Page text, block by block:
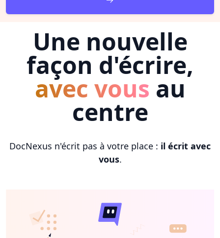
Une nouvelle
façon d'écrire,
avec vous au
centre
DocNexus n'écrit pas à votre place : il écrit avec
vous.